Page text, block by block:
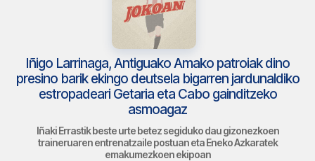
Iñigo Larrinaga, Antiguako Amako patroiak dino
presino barik ekingo deutsela bigarren jardunaldiko
estropadeari Getaria eta Cabo gainditzeko
asmoagaz
Iñaki Errastik beste urte betez segiduko dau gizonezkoen
traineruaren entrenatzaile postuan eta Eneko Azkaratek
emakumezkoen ekipoan